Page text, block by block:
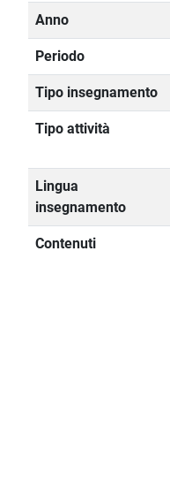
Anno
Periodo
Tipo insegnamento
Tipo attività
Lingua
insegnamento
Contenuti